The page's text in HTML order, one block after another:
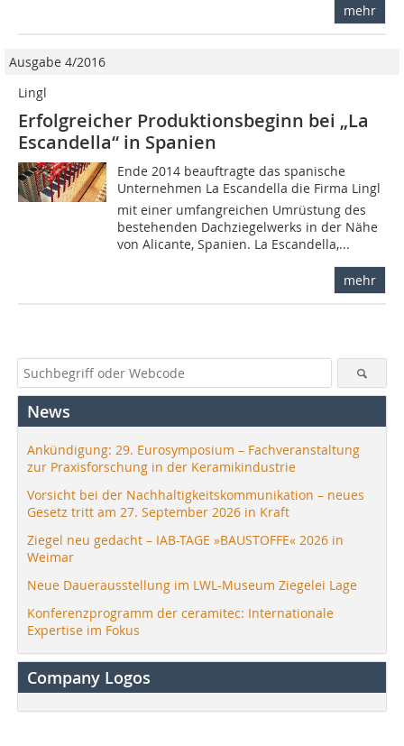
mehr
Ausgabe 4/2016
Lingl
Erfolgreicher Produktionsbeginn bei „La
Escandella“ in Spanien
Ende 2014 beauftragte das spanische
Unternehmen La Escandella die Firma Lingl
mit einer umfangreichen Umrüstung des
bestehenden Dachziegelwerks in der Nähe
von Alicante, Spanien. La Escandella,...
mehr
News
Ankündigung: 29. Eurosymposium – Fachveranstaltung
zur Praxisforschung in der Keramikindustrie
Vorsicht bei der Nachhaltigkeitskommunikation – neues
Gesetz tritt am 27. September 2026 in Kraft
Ziegel neu gedacht – IAB-TAGE »BAUSTOFFE« 2026 in
Weimar
Neue Dauerausstellung im LWL-Museum Ziegelei Lage
Konferenzprogramm der ceramitec: Internationale
Expertise im Fokus
Company Logos